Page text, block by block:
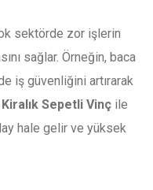
sektörde zor işlerin
sağlar. Örneğin, baca
iş güvenliğini artırarak
Sepetli Vinç ile
hale gelir ve yüksek